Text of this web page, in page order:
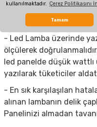
kullanılmaktadır. Çerez Politikasını
Tamam
- Led Lamba üzerinde
ölçülerek
led panelde düşük
yazılarak tüketiciler
- En sık karşılaşılan
alınan lambanın delik
Panelinizi almadan